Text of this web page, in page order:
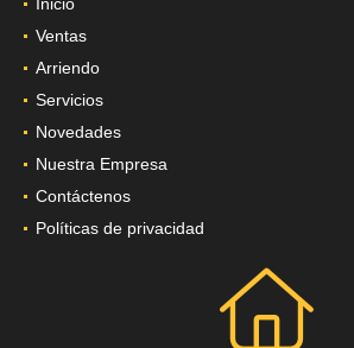
Ventas
Arriendo
Servicios
Novedades
Nuestra Empresa
Contáctenos
Políticas de privacidad